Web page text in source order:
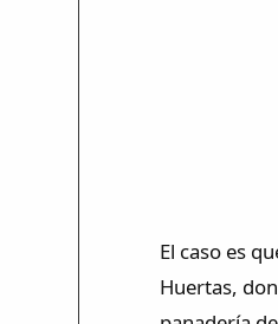
El caso es
Huertas,